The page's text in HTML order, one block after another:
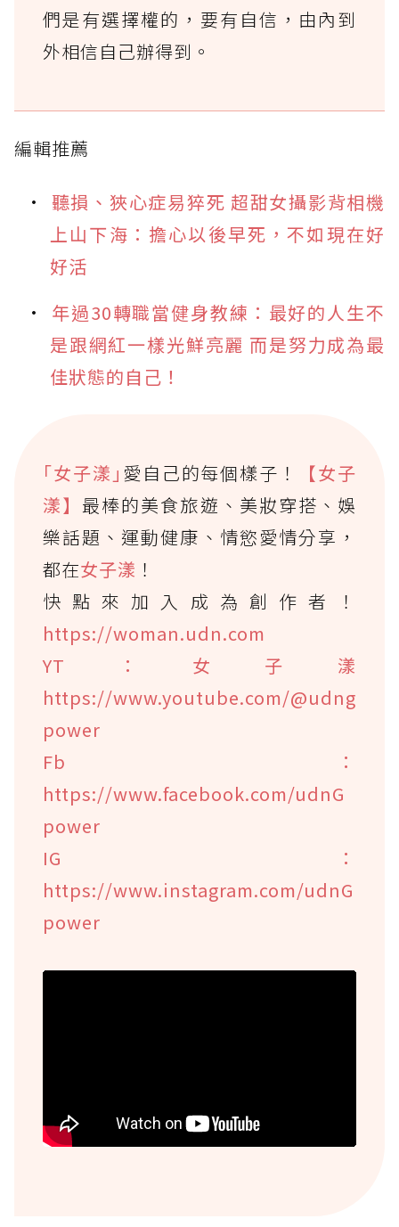
們是有選擇權的，要有自信，由內到
外相信自己辦得到。
編輯推薦
聽損、狹心症易猝死 超甜女攝影背相機
上山下海：擔心以後早死，不如現在好
好活
年過30轉職當健身教練：最好的人生不
是跟網紅一樣光鮮亮麗 而是努力成為最
佳狀態的自己！
｢女子漾｣ 愛自己的每個樣子！
【女子
漾】最棒的美食旅遊、美妝穿搭、娛
樂話題、運動健康、情慾愛情分享，
都在女子漾 ！
快點來加入成為創作者！
https://woman.udn.com
YT：女子漾
https://www.youtube.com/@udng
power
Fb：
https://www.facebook.com/udnG
power
IG：
https://www.instagram.com/udnG
power